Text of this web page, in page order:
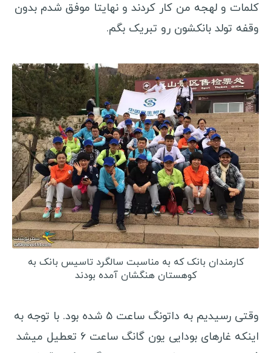
کلمات و لهجه من کار کردند و نهایتا موفق شدم بدون
وقفه تولد بانکشون رو تبریک بگم.
کارمندان بانک که به مناسبت سالگرد تاسیس بانک به
کوهستان هنگشان آمده بودند
وقتی رسیدیم به داتونگ ساعت ۵ شده بود. با توجه به
اینکه غارهای بودایی یون گانگ ساعت ۶ تعطیل میشد